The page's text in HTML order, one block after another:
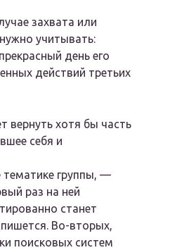
захвата или
учитывать:
день его
действий третьих
вернуть хотя бы часть
себя и
тематике группы, —
раз на ней
станет
Во-вторых,
поисковых систем